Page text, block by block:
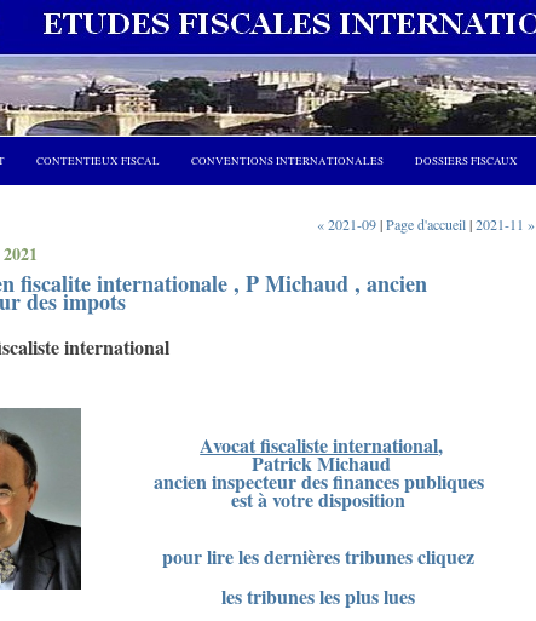
CONTENTIEUX FISCAL CONVENTIONS INTERNATIONALES DOSSIERS FISCAUX
« 2021-09|Page d'accueil|2021-11 »
fiscalite internationale , P Michaud , ancien
des impots
international
Avocat fiscaliste international,
Patrick Michaud
ancien inspecteur des finances publiques
est à votre disposition
pour lire les dernières tribunes cliquez
les tribunes les plus lues